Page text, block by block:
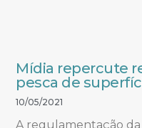
Mídia repercute
pesca de
10/05/2021
A regulamentação